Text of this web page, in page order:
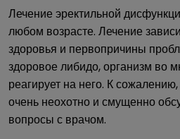
Лечение эректильной
любом возрасте. Лечение
здоровья и первопричины
здоровое либидо, организм во
реагирует на него. К
очень неохотно и смущенно
вопросы с врачом.